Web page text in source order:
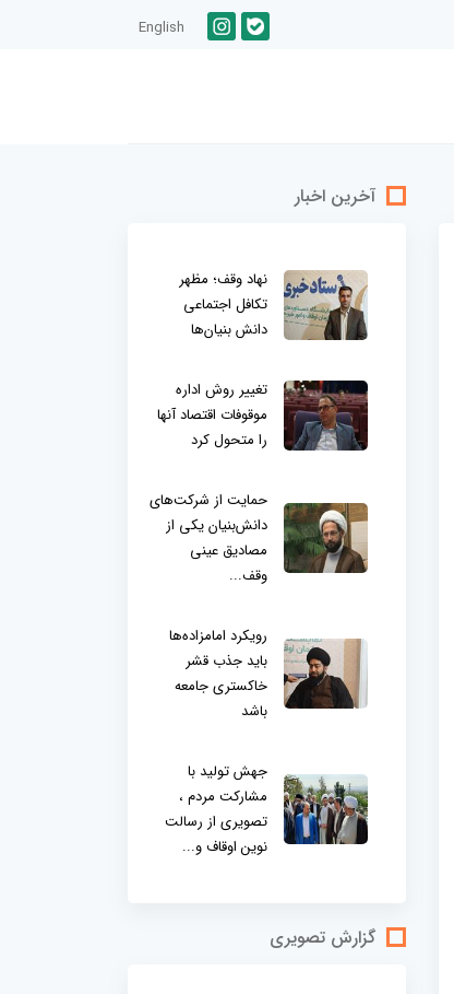
English
آخرین اخبار
نهاد وقف؛ مظهر
تکافل اجتماعی
دانش بنیان‌ها
تغییر روش اداره
موقوفات اقتصاد آنها
را متحول کرد
حمایت از شرکت‌های
دانش‌بنیان یکی از
مصادیق عینی
وقف...
رویکرد امامزاده‌ها
باید جذب قشر
خاکستری جامعه
باشد
جهش تولید با
مشارکت مردم ،
تصویری از رسالت
نوین اوقاف و...
گزارش تصویری